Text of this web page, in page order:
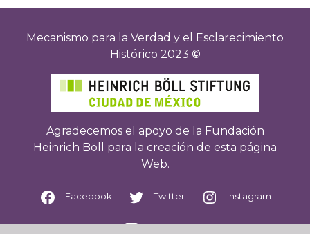
Mecanismo para la Verdad y el Esclarecimiento
Histórico 2023 ©
Agradecemos el apoyo de la Fundación
Heinrich Böll para la creación de esta página
Web.
Facebook Twitter Instagram
Youtube